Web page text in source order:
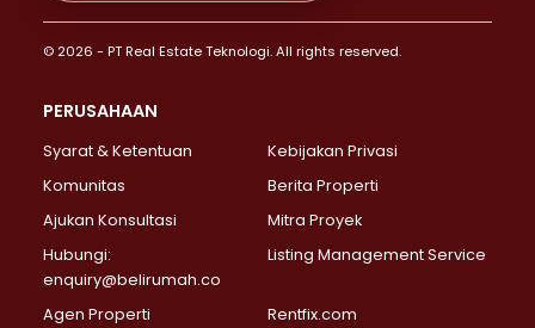
Properti Dijual di Bendungan Hilir >
Properti Dijual di Jakarta Selatan >
Properti Dijual di Lebak Bulus >
Properti Dijual di Gandaria Selatan >
Properti Dijual di Pondok Labu >
Properti Dijual di Lenteng Agung >
Properti Dijual di Senayan >
Properti Dijual di Pondok Pinang >
© 2026 - PT Real Estate Teknologi. All rights reserved.
PERUSAHAAN
Syarat & Ketentuan
Kebijakan Privasi
Komunitas
Berita Properti
Ajukan Konsultasi
Mitra Proyek
Hubungi:
enquiry@belirumah.co
Listing Management Service
Agen Properti Rentfix.com